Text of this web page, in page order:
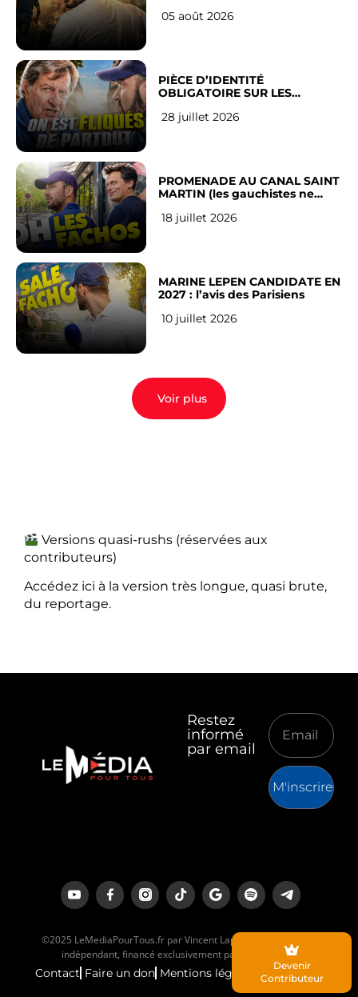
05 août 2026
PIÈCE D’IDENTITÉ
OBLIGATOIRE SUR LES
Français
28 juillet 2026
PROMENADE AU CANAL SAINT
MARTIN (les gauchistes ne
18 juillet 2026
MARINE LEPEN CANDIDATE EN
2027 : l’avis des Parisiens
10 juillet 2026
Voir plus
Versions quasi-rushs (réservées aux
contributeurs)
Accédez ici à la version très longue, quasi brute,
du reportage.
Restez
informé
par email
M'inscrire
©2025 LeMediaPourTous.fr par Vincent Lapierre est un média
indépendant, financé exclusivement par ses lecteurs.
Contact Faire un don Mentions légales
Devenir
Contributeur